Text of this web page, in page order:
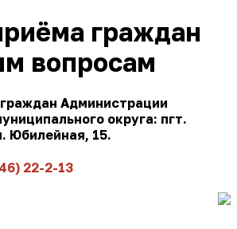
граждан
вопросам
Администрации
округа: пгт.
Юбилейная, 15.
22-2-13